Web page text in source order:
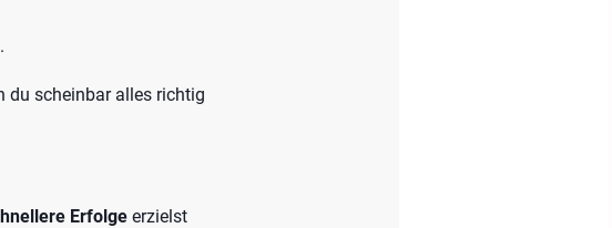
du scheinbar alles richtig
Erfolge erzielst